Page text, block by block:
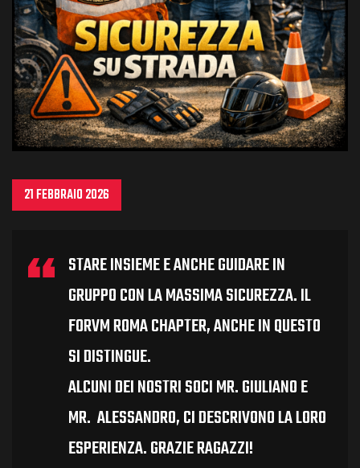
21 FEBBRAIO 2026
STARE INSIEME E ANCHE GUIDARE IN
GRUPPO CON LA MASSIMA SICUREZZA. IL
FORVM ROMA CHAPTER, ANCHE IN QUESTO
SI DISTINGUE.
ALCUNI DEI NOSTRI SOCI MR. GIULIANO E
MR. ALESSANDRO, CI DESCRIVONO LA LORO
ESPERIENZA. GRAZIE RAGAZZI!